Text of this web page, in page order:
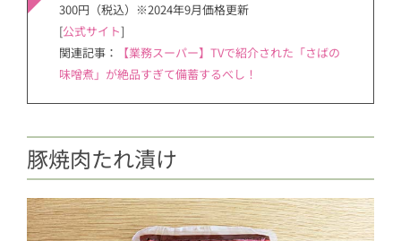
300円（税込）※2024年9月価格更新
[公式サイト]
関連記事：
【業務スーパー】TVで紹介された「さばの
味噌煮」が絶品すぎて備蓄するべし！
豚焼肉たれ漬け